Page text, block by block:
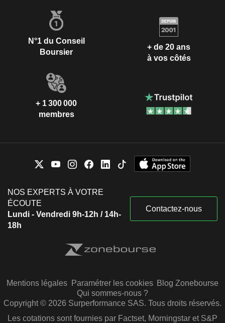
N°1 du Conseil
Boursier
+ de 20 ans
à vos côtés
+ 1 300 000
membres
NOS EXPERTS À VOTRE
ÉCOUTE
Lundi - Vendredi 9h-12h / 14h-
18h
Contactez-nous
Mentions légales Paramétrer les cookies Blog Zonebourse
Qui sommes-nous ?
Copyright © 2026 Surperformance SAS. Tous droits réservés.
Les cotations sont fournies par Factset, Morningstar et S&P